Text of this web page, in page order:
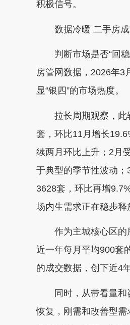
积极信号。
数据冷暖 二手房成
判断市场是否“回稳”
房管网数据，2026年3
显“银四”的市场热度。
拉长周期观察，此轮
套，环比11月增长
续两月环比上升；2月
于典型的季节性波动
3628套，环比再增
场内生需求正在稳步释
作为主城核心区的鹿
近一年每月平均900套
的成交数据，创下近4
同时，从带看量和咨
恢复，刚需和改善型